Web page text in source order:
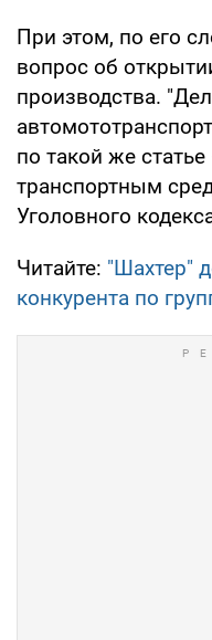
При этом, по его
вопрос об
производства.
по такой же
транспортным
Уголовного
Читайте: "Шахтер"
конкурента по